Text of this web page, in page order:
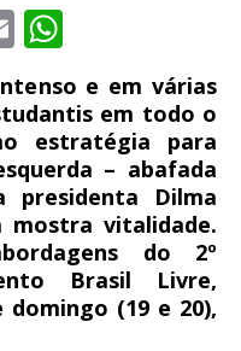
E
m
ai
l
at
s
A
p
p
e em várias
em todo o
estratégia para
– abafada
presidenta Dilma
mostra vitalidade.
do 2º
Brasil Livre,
(19 e 20),